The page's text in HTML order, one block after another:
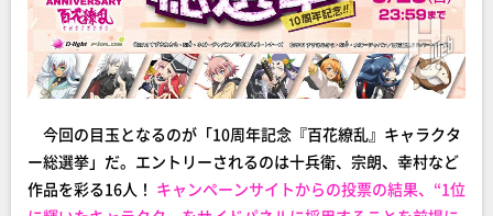
今回の目玉となるのが「10周年記念『百花繚乱』キャラクタ
ー総選挙」だ。エントリーされるのは十兵衛、宗朗、幸村など
作品を彩る16人！ キャンペーンサイトからの投票の結果、“1位